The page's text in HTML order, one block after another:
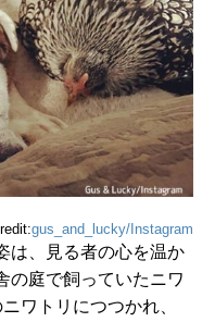
gus_and_lucky/Instagram
は、見る者の心を温か
の庭で飼っていたニワ
ワトリにつつかれ、